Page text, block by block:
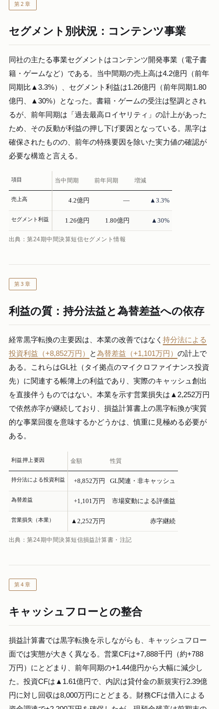
第2章
セグメント別状況：コンテンツ事業
同社の主たる事業セグメントはコンテンツ開発事業（電子書
籍・ゲームなど）である。当中間期の売上高は4.2億円（前年
同期比▲3.3%）、セグメント利益は1.26億円（前年同期1.80
億円、▲30%）となった。書籍・ゲームの受注は堅調とされ
るが、前年同期は「過去最高ロイヤリティ」の計上があった
ため、その反動が利益の押し下げ要因となっている。黒字は
確保されたものの、前年の特殊要因を除いた実力値の確認が
必要な構造と言える。
項目 当中間期 前年同期 増減
売上高 4.2億円 — ▲3.3%
セグメント利益 1.26億円 1.80億円 ▲30%
出典：第24期中間決算短信セグメント情報
第3章
利益の質：持分法益と為替差益への依存
経常黒字転換の主要因は、本業の改善ではなく 持分法による
投資利益（+8,852万円）
と為替差益（+1,101万円） の計上で
ある。これらはGL社（タイ拠点のマイクロファイナンス投資
先）に関連する帳簿上の利益であり、実際のキャッシュ創出
を直接伴うものではない。本業を示す営業損失は▲2,252万円
で依然赤字が継続しており、損益計算書上の黒字転換が実質
的な事業回復を意味するかどうかは、慎重に見極める必要が
ある。
利益押上要因 金額 性質
持分法による投資利益 +8,852万円 GL関連・非キャッシュ
為替差益 +1,101万円 市場変動による評価益
営業損失（本業） ▲2,252万円 赤字継続
出典：第24期中間決算短信損益計算書・注記
第4章
キャッシュフローとの整合
損益計算書では黒字転換を示しながらも、キャッシュフロー
面では実態が大きく異なる。営業CFは+7,888千円（約+788
万円）にとどまり、前年同期の+1.44億円から大幅に減少し
た。投資CFは▲1.61億円で、内訳は貸付金の新規実行2.39億
円に対し回収は8,000万円にとどまる。財務CFは借入による